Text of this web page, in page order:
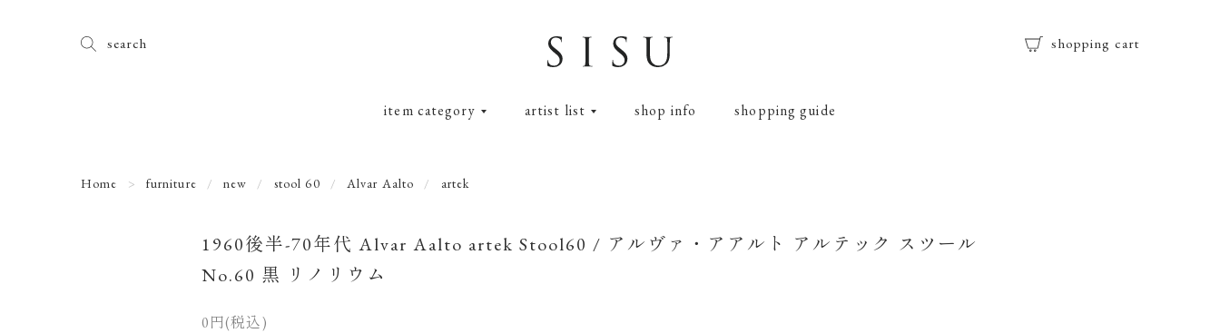
item category artist list shop info shopping guide
search shopping cart
Home furniture new stool 60 Alvar Aalto artek
1960後半-70年代 Alvar Aalto artek Stool60 / アルヴァ・アアルト アルテック スツール
No.60 黒 リノリウム
0円(税込)